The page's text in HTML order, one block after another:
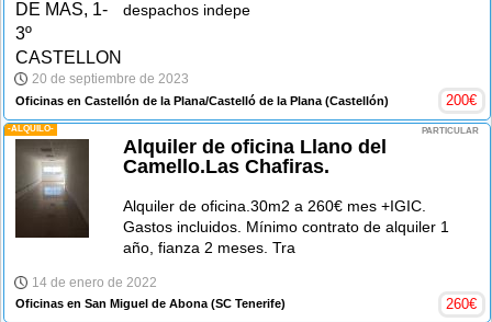
despachos indepe
20 de septiembre de 2023
Oficinas en Castellón de la Plana/Castelló de la Plana (Castellón) 200€
-ALQUILO- PARTICULAR
Alquiler de oficina Llano del
Camello.Las Chafiras.
Alquiler de oficina.30m2 a 260€ mes +IGIC.
Gastos incluidos. Mínimo contrato de alquiler 1
año, fianza 2 meses. Tra
14 de enero de 2022
Oficinas en San Miguel de Abona (SC Tenerife) 260€